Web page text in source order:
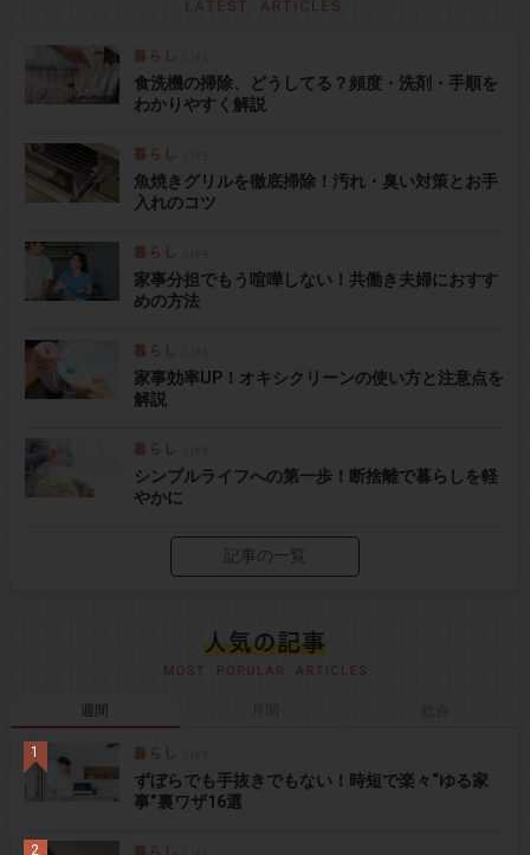
食洗機の掃除、どうしてる？頻度・洗剤・手順を
わかりやすく解説
魚焼きグリルを徹底掃除！汚れ・臭い対策とお手
入れのコツ
家事分担でもう喧嘩しない！共働き夫婦におすす
めの方法
家事効率UP！オキシクリーンの使い方と注意点を
解説
シンプルライフへの第一歩！断捨離で暮らしを軽
やかに
記事の一覧
週間
ずぼらでも手抜きでもない！時短で楽々“ゆる家
事”裏ワザ16選